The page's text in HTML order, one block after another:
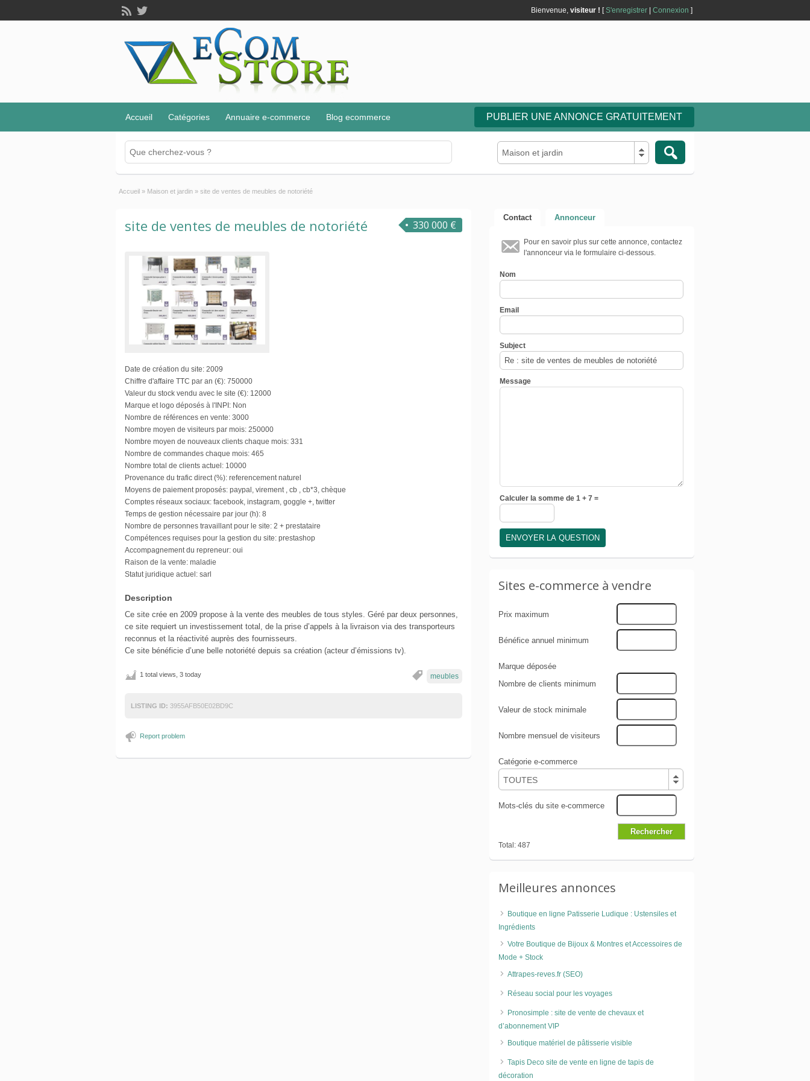
Bienvenue, visiteur ! [S'enregistrer Connexion ]
Accueil Catégories Annuaire e-commerce Blog ecommerce PUBLIER UNE ANNONCE GRATUITEMENT
Maison et jardin
Accueil » Maison et jardin » site de ventes de meubles de notoriété
330 000 €
site de ventes de meubles de notoriété
Date de création du site: 2009
Chiffre d'affaire TTC par an (€): 750000
Valeur du stock vendu avec le site (€): 12000
Marque et logo déposés à l'INPI: Non
Nombre de références en vente: 3000
Nombre moyen de visiteurs par mois: 250000
Nombre moyen de nouveaux clients chaque mois: 331
Nombre de commandes chaque mois: 465
Nombre total de clients actuel: 10000
Provenance du trafic direct (%): referencement naturel
Moyens de paiement proposés: paypal, virement , cb , cb*3, chèque
Comptes réseaux sociaux: facebook, instagram, goggle +, twitter
Temps de gestion nécessaire par jour (h): 8
Nombre de personnes travaillant pour le site: 2 + prestataire
Compétences requises pour la gestion du site: prestashop
Accompagnement du repreneur: oui
Raison de la vente: maladie
Statut juridique actuel: sarl
Description
Ce site crée en 2009 propose à la vente des meubles de tous styles. Géré par deux personnes,
ce site requiert un investissement total, de la prise d’appels à la livraison via des transporteurs
reconnus et la réactivité auprès des fournisseurs.
Ce site bénéficie d’une belle notoriété depuis sa création (acteur d’émissions tv).
meubles
1 total views, 3 today
LISTING ID: 3955AFB50E02BD9C
Report problem
Contact Annonceur
Pour en savoir plus sur cette annonce, contactez
l'annonceur via le formulaire ci-dessous.
Nom
Email
Subject
Message
Calculer la somme de 1 + 7 =
Sites e-commerce à vendre
Prix maximum
Bénéfice annuel minimum
Marque déposée
Nombre de clients minimum
Valeur de stock minimale
Nombre mensuel de visiteurs
Catégorie e-commerce
TOUTES
Mots-clés du site e-commerce
Total: 487
Meilleures annonces
Boutique en ligne Patisserie Ludique : Ustensiles et
Ingrédients
Votre Boutique de Bijoux & Montres et Accessoires de
Mode + Stock
Attrapes-reves.fr (SEO)
Réseau social pour les voyages
Pronosimple : site de vente de chevaux et
d’abonnement VIP
Boutique matériel de pâtisserie visible
Tapis Deco site de vente en ligne de tapis de
décoration